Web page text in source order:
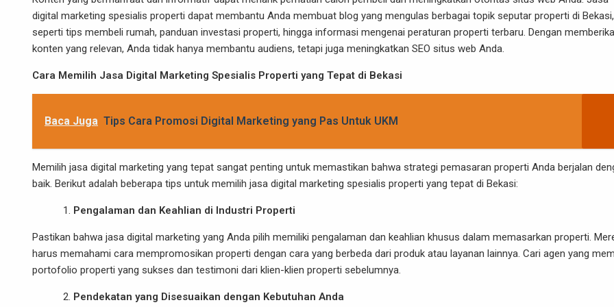
digital marketing spesialis properti dapat membantu Anda membuat blog yang mengulas berbagai topik seputar properti di Bekasi,
seperti tips membeli rumah, panduan investasi properti, hingga informasi mengenai peraturan properti terbaru. Dengan
konten yang relevan, Anda tidak hanya membantu audiens, tetapi juga meningkatkan SEO situs web Anda.
Cara Memilih Jasa Digital Marketing Spesialis Properti yang Tepat di Bekasi
Baca Juga Tips Cara Promosi Digital Marketing yang Pas Untuk UKM
Memilih jasa digital marketing yang tepat sangat penting untuk memastikan bahwa strategi pemasaran properti Anda berjalan
baik. Berikut adalah beberapa tips untuk memilih jasa digital marketing spesialis properti yang tepat di Bekasi:
Pengalaman dan Keahlian di Industri Properti
Pastikan bahwa jasa digital marketing yang Anda pilih memiliki pengalaman dan keahlian khusus dalam memasarkan properti.
harus memahami cara mempromosikan properti dengan cara yang berbeda dari produk atau layanan lainnya. Cari agen yang
portofolio properti yang sukses dan testimoni dari klien-klien properti sebelumnya.
Pendekatan yang Disesuaikan dengan Kebutuhan Anda